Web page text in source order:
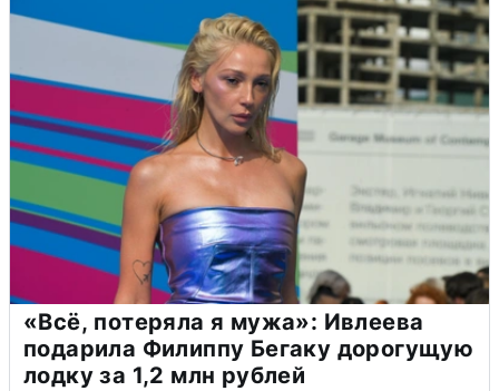
«Всё, потеряла я мужа»: Ивлеева
подарила Филиппу Бегаку дорогущую
лодку за 1,2 млн рублей